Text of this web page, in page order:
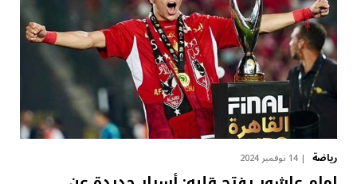
رياضة 14 نوفمبر 2024